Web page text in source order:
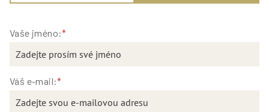
Vaše jméno:*
Váš e-mail:*